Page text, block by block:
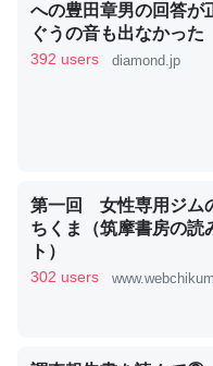
利だから両方が拮抗し
いる鋏角類（カブトガ
ずキチンを強化してる
─ニュース :: 【研究発表】
これを元に考えるとカ
類は苦労してるんだな
への豊田章男の回答が
ぐうの音も出なかった
392 users diamond.jp
第一回 女性専用ジム
ちくま（筑摩書房の読
ト）
302 users